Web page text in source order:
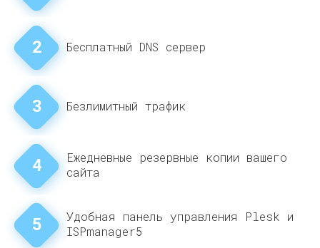
2 Бесплатный DNS сервер
3 Безлимитный трафик
4
Ежедневные резервные копии вашего
сайта
5
Удобная панель управления Plesk и
ISPmanager5